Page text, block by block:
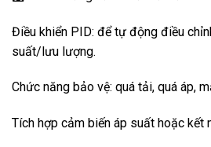
Điều khiển PID: để tự động điều
suất/lưu lượng.
Chức năng bảo vệ: quá tải, quá áp,
Tích hợp cảm biến áp suất hoặc kết